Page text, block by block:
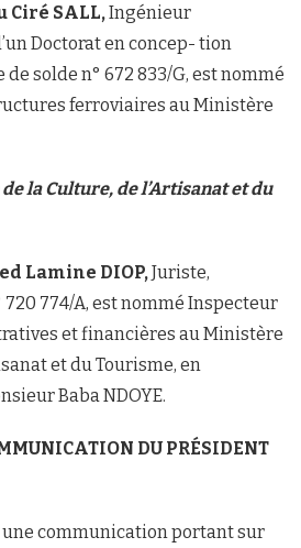
Ciré SALL, Ingénieur
Doctorat en concep- tion
solde n° 672 833/G, est nommé
ferroviaires au Ministère
la Culture, de l’Artisanat et du
Lamine DIOP, Juriste,
774/A, est nommé Inspecteur
et financières au Ministère
et du Tourisme, en
Baba NDOYE.
DU PRÉSIDENT
une communication portant sur